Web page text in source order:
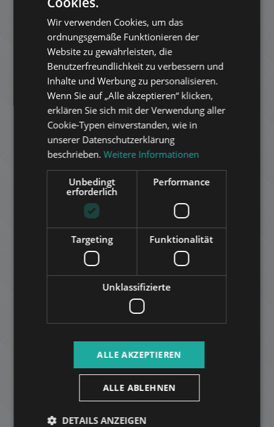
FRENCH
ITALIAN
SPANISH
RUSSIAN
Wir verwenden Cookies, um das
ordnungsgemäße Funktionieren der
Website zu gewährleisten, die
Benutzerfreundlichkeit zu verbessern und
Inhalte und Werbung zu personalisieren.
Wenn Sie auf „Alle akzeptieren“ klicken,
erklären Sie sich mit der Verwendung aller
Cookie-Typen einverstanden, wie in
unserer Datenschutzerklärung
beschrieben. Weitere Informationen
Unbedingt
erforderlich
Performance
Targeting Funktionalität
Unklassifizierte
ALLE AKZEPTIEREN
ALLE ABLEHNEN
DETAILS ANZEIGEN